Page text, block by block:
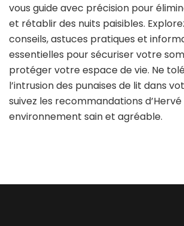
vous guide avec précision pour
et rétablir des nuits paisibles.
conseils, astuces pratiques et
essentielles pour sécuriser votre
protéger votre espace de vie. Ne
l’intrusion des punaises de lit dans
suivez les recommandations
environnement sain et agréable.